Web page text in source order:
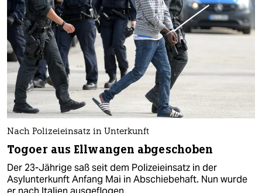
Nach Polizeieinsatz in Unterkunft
Togoer aus Ellwangen abgeschoben
Der 23-Jährige saß seit dem Polizeieinsatz in der
Asylunterkunft Anfang Mai in Abschiebehaft. Nun wurde